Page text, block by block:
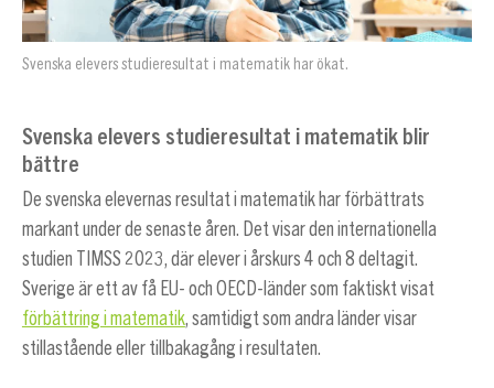
Svenska elevers studieresultat i matematik har ökat.
Svenska elevers studieresultat i matematik blir
bättre
De svenska elevernas resultat i matematik har förbättrats
markant under de senaste åren. Det visar den internationella
studien TIMSS 2023, där elever i årskurs 4 och 8 deltagit.
Sverige är ett av få EU- och OECD-länder som faktiskt visat
förbättring i matematik, samtidigt som andra länder visar
stillastående eller tillbakagång i resultaten.